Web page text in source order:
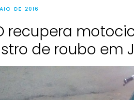
DE 2016
recupera